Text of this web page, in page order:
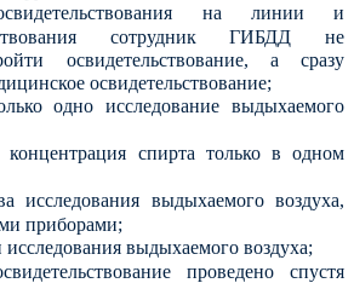
на линии и
сотрудник ГИБДД не
освидетельствование, а сразу
освидетельствование;
одно исследование выдыхаемого
концентрация спирта только в одном
исследования выдыхаемого воздуха,
приборами;
исследования выдыхаемого воздуха;
проведено спустя